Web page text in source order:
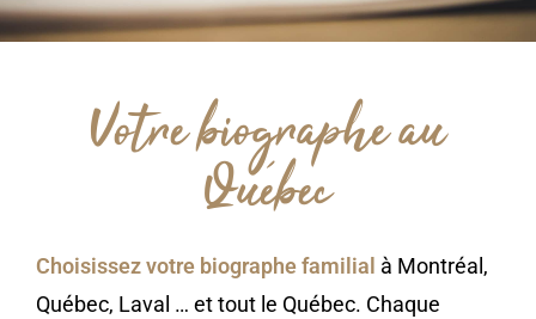
Nos écrivains biographes
Votre biographe au
Québec
Choisissez votre biographe familial à Montréal,
Québec, Laval … et tout le Québec. Chaque